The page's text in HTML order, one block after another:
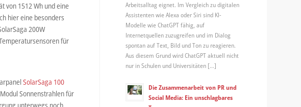
von 1512 Wh und eine
hier eine besonders
200W
für
SolarSaga 100
Sonnenstrahlen für
unterwegs noch
Arbeitsalltag eignet. Im Vergleich zu digitalen
Assistenten wie Alexa oder Siri sind KI-
Modelle wie ChatGPT fähig, auf
Internetquellen zuzugreifen und im Dialog
spontan auf Text, Bild und Ton zu reagieren.
Aus diesem Grund wird ChatGPT aktuell nicht
nur in Schulen und Universitäten […]
Die Zusammenarbeit von PR und
Social Media: Ein unschlagbares